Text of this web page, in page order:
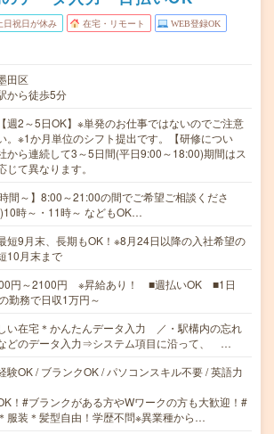
日祝日が休み 在宅・リモート WEB登録OK
田区
から徒歩5分
週2～5日OK】※単発のお仕事ではないのでご注意
。※1か月単位のシフト提出です。【研修につい
から連続して3～5日間(平日9:00～18:00)期間はス
じて異なります。
時間～】8:00～21:00の間でご希望ご相談くださ
時～・11時～ などもOK…
短9月末、長期もOK！※8月24日以降の入社希望の
10月末まで
円～2100円 ※昇給あり！ ■週払いOK ■1日
勤務で日収1万円～
在宅＊かんたんデータ入力 ／・駅構内の忘れ
どのデータ入力⇒システム項目に沿って、 …
験OK / ブランクOK / パソコンスキル不要 / 英語力
！#ブランクがある方やWワークの方も大歓迎！#
服装＊髪型自由！学歴不問※異業種から…